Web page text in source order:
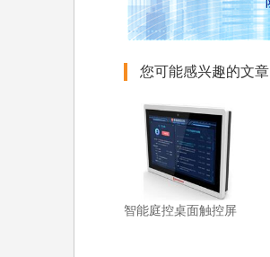
您可能感兴趣的文章
智能庭控桌面触控屏